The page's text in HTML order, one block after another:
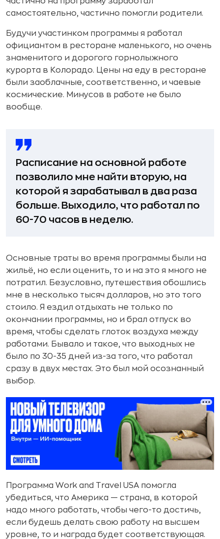
самостоятельно, частично помогли родители.
Будучи участинком программы я работал
официантом в ресторане маленького, но очень
знаменитого и дорогого горнолыжного
курорта в Колорадо. Цены на еду в ресторане
были заоблачные, соответственно, и чаевые
космические. Минусов в работе не было
вообще.
Расписание на основной работе
позволило мне найти вторую, на
которой я зарабатывал в два раза
больше. Выходило, что работал по
60-70 часов в неделю.
Основные траты во время программы были на
жильё, но если оценить, то и на это я много не
потратил. Безусловно, путешествия обошлись
мне в несколько тысяч долларов, но это того
стоило. Я ездил отдыхать не только по
окончании программы, но и брал отпуск во
время, чтобы сделать глоток воздуха между
работами. Бывало и такое, что выходных не
было по 30-35 дней из-за того, что работал
сразу в двух местах. Это был мой осознанный
выбор.
Программа Work and Travel USA помогла
убедиться, что Америка — страна, в которой
надо много работать, чтобы чего-то достичь,
если будешь делать свою работу на высшем
уровне, то и награда будет соответствующая.